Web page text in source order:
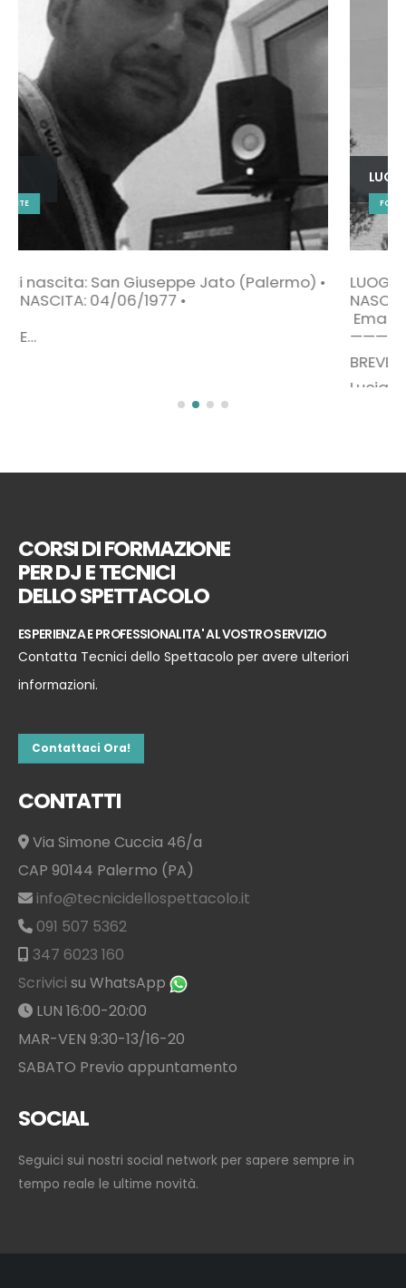
LUCIANO
FONDATORE E DOCENTE
LUOGO DI NASCITA: PALERMO• DATA DI
NASCITA:04/04/1980 •
———–
CORSI DI FORMAZIONE
PER DJ E TECNICI
DELLO SPETTACOLO
ESPERIENZA E PROFESSIONALITA' AL VOSTRO SERVIZIO
informazioni.
Contattaci Ora!
CONTATTI
Via Simone Cuccia 46/a
CAP 90144 Palermo (PA)
info@tecnicidellospettacolo.it
091 507 5362
347 6023 160
Scrivicisu WhatsApp
LUN 16:00-20:00
SABATO Previo appuntamento
SOCIAL